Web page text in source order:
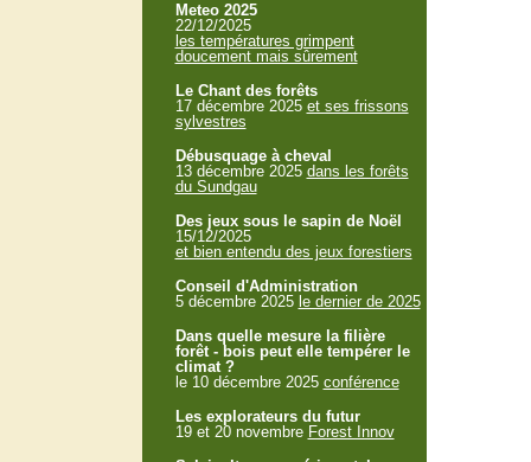
Meteo 2025
22/12/2025
les températures grimpent
doucement mais sûrement
Le Chant des forêts
17 décembre 2025 et ses frissons
sylvestres
Débusquage à cheval
13 décembre 2025 dans les forêts
du Sundgau
Des jeux sous le sapin de Noël
15/12/2025
et bien entendu des jeux forestiers
Conseil d'Administration
5 décembre 2025 le dernier de 2025
Dans quelle mesure la filière
forêt - bois peut elle tempérer le
climat ?
le 10 décembre 2025 conférence
Les explorateurs du futur
19 et 20 novembre Forest Innov